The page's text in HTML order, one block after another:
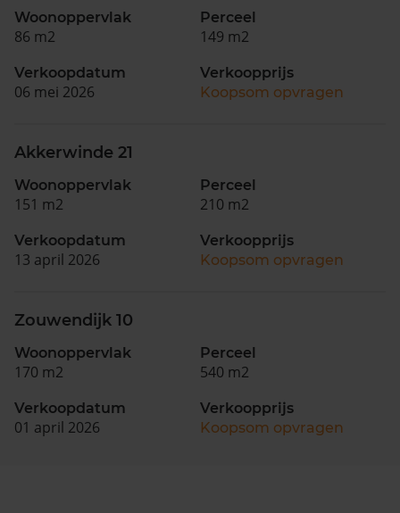
Woonoppervlak
86 m2
Perceel
149 m2
Verkoopdatum
06 mei 2026
Verkoopprijs
Koopsom opvragen
Akkerwinde 21
Woonoppervlak
151 m2
Perceel
210 m2
Verkoopdatum
13 april 2026
Verkoopprijs
Koopsom opvragen
Zouwendijk 10
Woonoppervlak
170 m2
Perceel
540 m2
Verkoopdatum
01 april 2026
Verkoopprijs
Koopsom opvragen